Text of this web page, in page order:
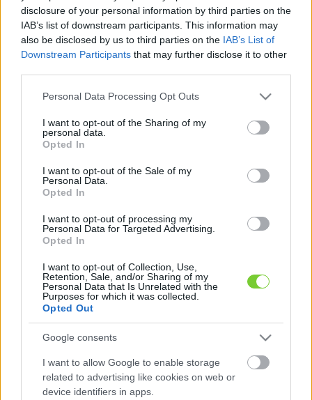
disclosure of your personal information by third parties on the
IAB’s list of downstream participants. This information may
also be disclosed by us to third parties on the IAB’s List of
Downstream Participants that may further disclose it to other
Please note that this website/app uses one or more Google
not limited to your visit or usage behaviour. You may click to
grant or deny consent to Google and its third-party tags to
use your data for below specified purposes in below Google
consent section.
Personal Data Processing Opt Outs
I want to opt-out of the Sharing of my
personal data.
Opted In
I want to opt-out of the Sale of my
Personal Data.
Opted In
I want to opt-out of processing my
Personal Data for Targeted Advertising.
Opted In
I want to opt-out of Collection, Use,
Retention, Sale, and/or Sharing of my
Personal Data that Is Unrelated with the
Purposes for which it was collected.
Opted Out
Google consents
I want to allow Google to enable storage
related to advertising like cookies on web or
device identifiers in apps.
Felhasználónév
Jelszó
rám
Elfelejtette jelszavát?
Elfelejtette felhasználónevét?
Regisztráció
Bejelentkezés
faiskola.hu
Kertészeti, kerti termékek és szolgáltatások térképes
szaknévsora
MI A FAISKOLA.HU?
143
16
12 3
9
14
143
16
12 3
14